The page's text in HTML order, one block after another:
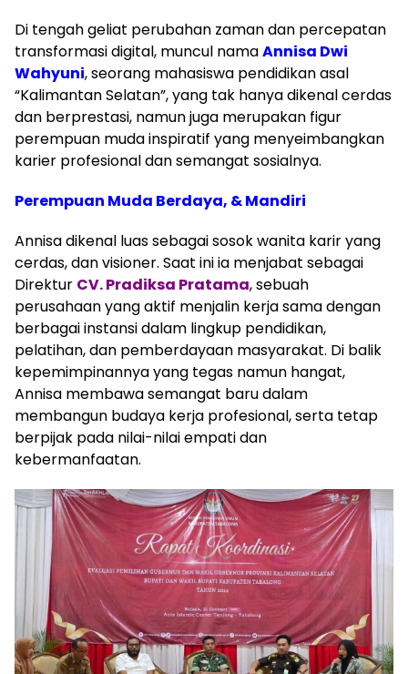
Di tengah geliat perubahan zaman dan percepatan
transformasi digital, muncul namaAnnisa Dwi
Wahyuni, seorang mahasiswa pendidikan asal
“Kalimantan Selatan”, yang tak hanya dikenal cerdas
dan berprestasi, namun juga merupakan figur
perempuan muda inspiratif yang menyeimbangkan
karier profesional dan semangat sosialnya.
Perempuan Muda Berdaya, & Mandiri
Annisa dikenal luas sebagai sosok wanita karir yang
cerdas, dan visioner. Saat ini ia menjabat sebagai
Direktur CV. Pradiksa Pratama, sebuah
perusahaan yang aktif menjalin kerja sama dengan
berbagai instansi dalam lingkup pendidikan,
pelatihan, dan pemberdayaan masyarakat. Di balik
kepemimpinannya yang tegas namun hangat,
Annisa membawa semangat baru dalam
membangun budaya kerja profesional, serta tetap
berpijak pada nilai-nilai empati dan
kebermanfaatan.